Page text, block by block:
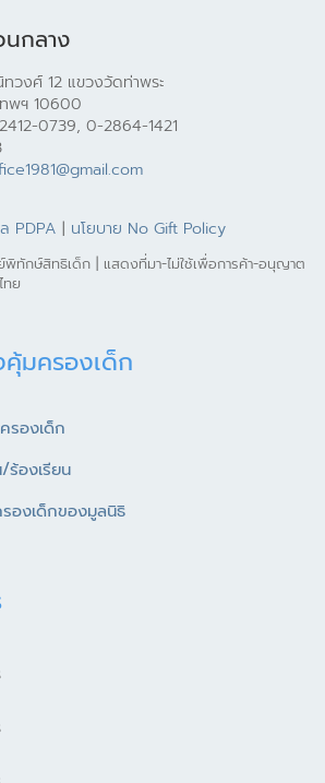
กลาง
วงศ์ 12 แขวงวัดท่าพระ
พฯ 10600
0739, 0-2864-1421
PDPA | นโยบาย No Gift Policy
กษ์สิทธิเด็ก | แสดงที่มา-ไม่ใช้เพื่อการค้า-อนุญาต
ทย
มครองเด็ก
รองเด็ก
ร้องเรียน
องเด็กของมูลนิธิ